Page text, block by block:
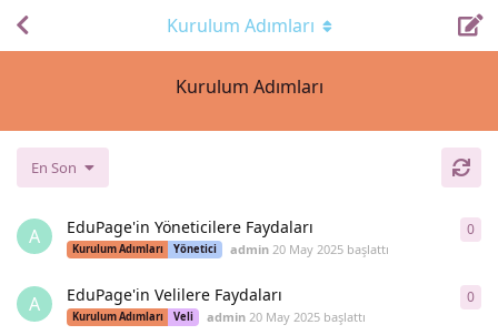
Kurulum Adımları
Kurulum Adımları
En Son
A EduPage'in Yöneticilere Faydaları
Kurulum Adımları Yönetici admin 20 May 2025başlattı
0
A EduPage'in Velilere Faydaları
Kurulum Adımları Veli admin 20 May 2025başlattı
0